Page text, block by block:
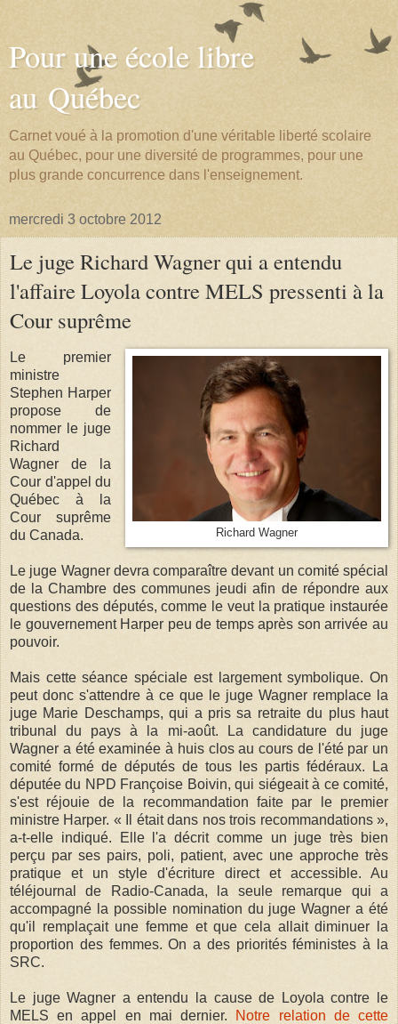
Pour une école libre
au Québec
Carnet voué à la promotion d'une véritable liberté scolaire
au Québec, pour une diversité de programmes, pour une
plus grande concurrence dans l'enseignement.
mercredi 3 octobre 2012
Le juge Richard Wagner qui a entendu
l'affaire Loyola contre MELS pressenti à la
Cour suprême
Richard Wagner
Le premier
ministre
Stephen Harper
propose de
nommer le juge
Richard
Wagner de la
Cour d'appel du
Québec à la
Cour suprême
du Canada.
Le juge Wagner devra comparaître devant un comité spécial
de la Chambre des communes jeudi afin de répondre aux
questions des députés, comme le veut la pratique instaurée
le gouvernement Harper peu de temps après son arrivée au
pouvoir.
Mais cette séance spéciale est largement symbolique. On
peut donc s'attendre à ce que le juge Wagner remplace la
juge Marie Deschamps, qui a pris sa retraite du plus haut
tribunal du pays à la mi-août. La candidature du juge
Wagner a été examinée à huis clos au cours de l'été par un
comité formé de députés de tous les partis fédéraux. La
députée du NPD Françoise Boivin, qui siégeait à ce comité,
s'est réjouie de la recommandation faite par le premier
ministre Harper. « Il était dans nos trois recommandations »,
a-t-elle indiqué. Elle l'a décrit comme un juge très bien
perçu par ses pairs, poli, patient, avec une approche très
pratique et un style d'écriture direct et accessible. Au
téléjournal de Radio-Canada, la seule remarque qui a
accompagné la possible nomination du juge Wagner a été
qu'il remplaçait une femme et que cela allait diminuer la
proportion des femmes. On a des priorités féministes à la
SRC.
Le juge Wagner a entendu la cause de Loyola contre le
MELS en appel en mai dernier. Notre relation de cette